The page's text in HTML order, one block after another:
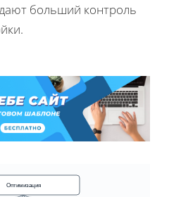
больший контроль
Оптимизация